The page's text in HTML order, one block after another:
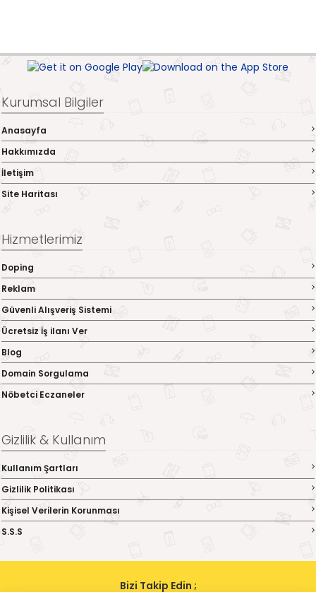
Kurumsal Bilgiler
Anasayfa
Hakkımızda
İletişim
Site Haritası
Hizmetlerimiz
Doping
Reklam
Güvenli Alışveriş Sistemi
Ücretsiz İş ilanı Ver
Blog
Domain Sorgulama
Nöbetci Eczaneler
Gizlilik & Kullanım
Kullanım Şartları
Gizlilik Politikası
Kişisel Verilerin Korunması
S.S.S
Bizi Takip Edin ;